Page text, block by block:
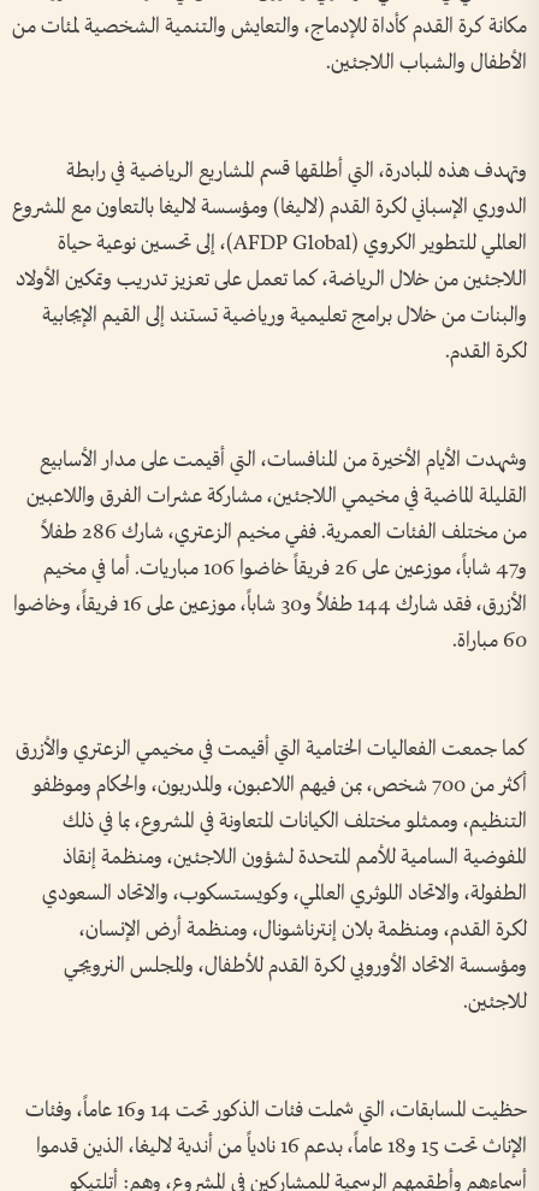
مكانة كرة القدم كأداة للإدماج، والتعايش والتنمية الشخصية لمئات من
الأطفال والشباب اللاجئين.
وتهدف هذه المبادرة، التي أطلقها قسم المشاريع الرياضية في رابطة
الدوري الإسباني لكرة القدم (لاليغا) ومؤسسة لاليغا بالتعاون مع المشروع
العالمي للتطوير الكروي (AFDP Global)، إلى تحسين نوعية حياة
اللاجئين من خلال الرياضة، كما تعمل على تعزيز تدريب وتمكين الأولاد
والبنات من خلال برامج تعليمية ورياضية تستند إلى القيم الإيجابية
لكرة القدم.
وشهدت الأيام الأخيرة من المنافسات، التي أقيمت على مدار الأسابيع
القليلة الماضية في مخيمي اللاجئين، مشاركة عشرات الفرق واللاعبين
من مختلف الفئات العمرية. ففي مخيم الزعتري، شارك 286 طفلاً
و47 شاباً، موزعين على 26 فريقاً خاضوا 106 مباريات. أما في مخيم
الأزرق، فقد شارك 144 طفلاً و30 شاباً، موزعين على 16 فريقاً، وخاضوا
60 مباراة.
كما جمعت الفعاليات الختامية التي أقيمت في مخيمي الزعتري والأزرق
أكثر من 700 شخص، بمن فيهم اللاعبون، والمدربون، والحكام وموظفو
التنظيم، وممثلو مختلف الكيانات المتعاونة في المشروع، بما في ذلك
المفوضية السامية للأمم المتحدة لشؤون اللاجئين، ومنظمة إنقاذ
الطفولة، والاتحاد اللوثري العالمي، وكويستسكوب، والاتحاد السعودي
لكرة القدم، ومنظمة بلان إنترناشونال، ومنظمة أرض الإنسان،
ومؤسسة الاتحاد الأوروبي لكرة القدم للأطفال، والمجلس النرويجي
للاجئين.
حظيت المسابقات، التي شملت فئات الذكور تحت 14 و16 عاماً، وفئات
الإناث تحت 15 و18 عاماً، بدعم 16 نادياً من أندية لاليغا، الذين قدموا
أسماءهم وأطقمهم الرسمية للمشاركين في المشروع، وهم: أتلتيكو